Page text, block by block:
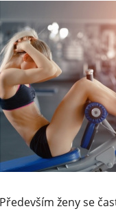
Především ženy se